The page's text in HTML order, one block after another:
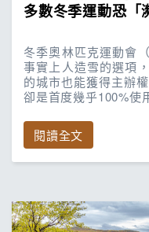
多數冬季運動恐「
冬季奧林匹克運動會
事實上人造雪的選項
的城市也能獲得主辦
卻是首度幾乎100%使
閱讀全文